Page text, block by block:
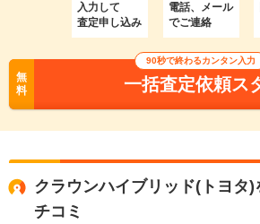
入力して
査定申し込み
電話、メール
でご連絡
無
料
90秒で終わるカンタン入力
一括査定依頼ス
クラウンハイブリッド(トヨタ)
チコミ